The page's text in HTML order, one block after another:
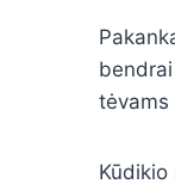
tėvams